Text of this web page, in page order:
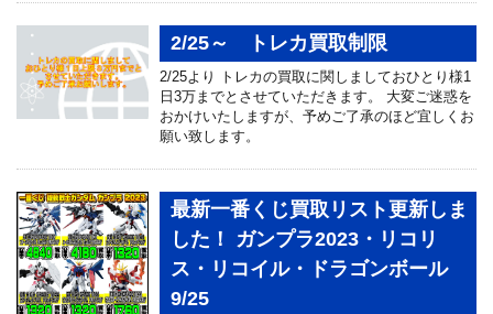
2/25～ トレカ買取制限
2/25より トレカの買取に関しましておひとり様1
日3万までとさせていただきます。 大変ご迷惑を
おかけいたしますが、予めご了承のほど宜しくお
願い致します。
最新一番くじ買取リスト更新しま
した！ ガンプラ2023・リコリ
ス・リコイル・ドラゴンボール
9/25